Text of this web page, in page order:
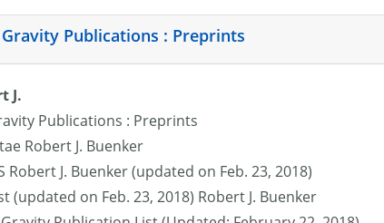
Publications : Preprints
J.
Publications : Preprints
Robert J. Buenker
Robert J. Buenker (updated on Feb. 23, 2018)
(updated on Feb. 23, 2018) Robert J. Buenker